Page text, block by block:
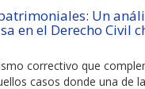
Un
en el Derecho Civil
correctivo que
casos donde una de